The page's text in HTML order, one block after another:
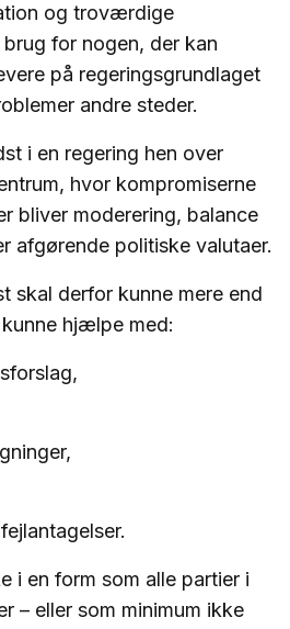
og troværdige
for nogen, der kan
på regeringsgrundlaget
andre steder.
i en regering hen over
hvor kompromiserne
bliver moderering, balance
afgørende politiske valutaer.
skal derfor kunne mere end
hjælpe med:
i en form som alle partier i
– eller som minimum ikke